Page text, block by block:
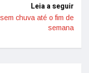
Leia a seguir
chuva até o fim de
semana